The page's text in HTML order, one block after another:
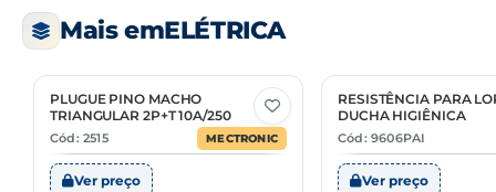
Mais emELÉTRICA
PLUGUE PINO MACHO
TRIANGULAR 2P+T 10A/250
Cód: 2515 MECTRONIC
Ver preço
2 Opções
RESISTÊNCIA PARA
DUCHA HIGIÊNICA
Cód: 9606PAI
Ver preço